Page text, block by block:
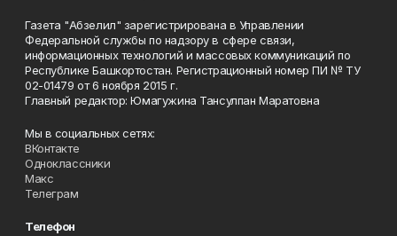
Газета "Абзелил" зарегистрирована в Управлении
Федеральной службы по надзору в сфере связи,
информационных технологий и массовых коммуникаций по
Республике Башкортостан. Регистрационный номер ПИ № ТУ
02-01479 от 6 ноября 2015 г.
Главный редактор: Юмагужина Тансулпан Маратовна
Мы в социальных сетях:
ВКонтакте
Одноклассники
Макс
Телеграм
Телефон